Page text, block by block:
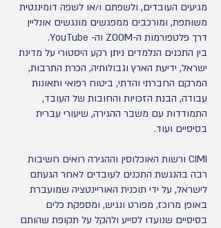
מגיעים העובדים, ולשפתם ו/או לשפה דומיננטית
משותפת, ומורכבים ממפגשים מונגשים אונליין
דרך פלטפורמות ה-ZOOM וה- YouTube.
בין התכנים הנלמדים ניתן רקע היסטורי על מדינת
ישראל, ידיעת הארץ וגבולותיה, הכרת התרבות,
המרקם החברתי והדתי, ביטוח רפואי ותאונות
עבודה, הבנת הזכויות והחובות של העובד,
התמודדות עם משבר ההגירה, שיעורי עברית
בסיסיים ועוד.
CIMI ורשות האוכלוסין וההגירה רואים חשיבות
רבה בהנגשת התכנים לעובדים לאחר הגעתם
לישראל, על ידי תוכנית האוריינטציה שמועברת
באופן מרוכז, מפורט ונגיש, ומספקת כלים
בסיסיים שנועדו לסייע ולהקל על תקופת שהותם